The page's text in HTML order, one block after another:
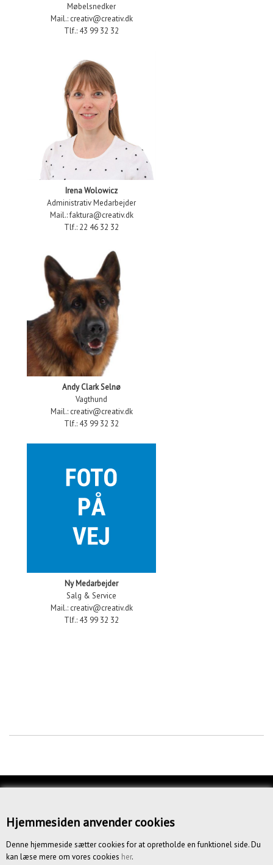
Hjemmesiden anvender cookies
Denne hjemmeside sætter cookies for at opretholde en funktionel side. Du
kan læse mere om vores cookies her.
Møbelsnedker
Mail.: creativ@creativ.dk
Tlf.: 43 99 32 32
Irena Wolowicz
Administrativ Medarbejder
Mail.: faktura@creativ.dk
Tlf.: 22 46 32 32
Andy Clark Selnø
Vagthund
Mail.: creativ@creativ.dk
Tlf.: 43 99 32 32
Ny Medarbejder
Salg & Service
Mail.: creativ@creativ.dk
Tlf.: 43 99 32 32
OM OS
BETINGELSER